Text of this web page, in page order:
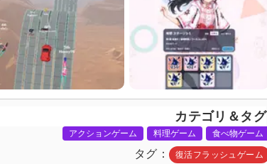
カテゴリ＆タグ
アクションゲーム 料理ゲーム 食べ物ゲーム
タグ 復活フラッシュゲーム